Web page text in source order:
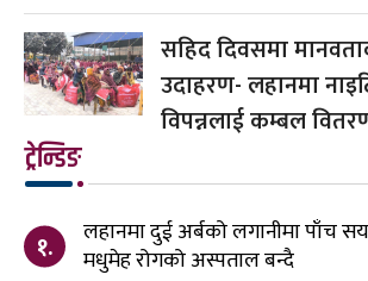
सहिद दिवसमा
उदाहरण- लहानमा
विपन्नलाई कम्बल
ट्रेन्डिङ
१.
लहानमा दुई अर्बको लगानीमा पाँच
मधुमेह रोगको अस्पताल बन्दै